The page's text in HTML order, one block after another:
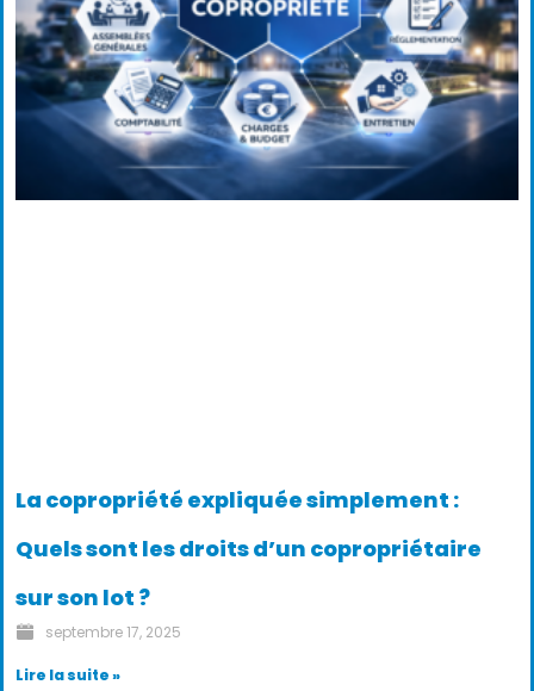
La copropriété expliquée simplement :
Quels sont les droits d’un copropriétaire
sur son lot ?
septembre 17, 2025
Lire la suite »